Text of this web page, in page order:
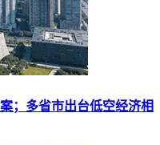
；多省市出台低空经济相